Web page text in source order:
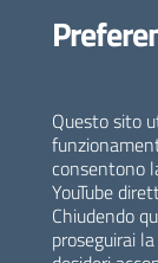
Questo sito
consentono
YouTube
Chiudendo
proseguirai